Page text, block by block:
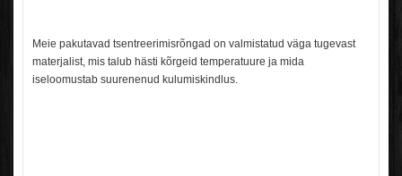
Meie pakutavad tsentreerimisrõngad on valmistatud väga tugevast
materjalist, mis talub hästi kõrgeid temperatuure ja mida
iseloomustab suurenenud kulumiskindlus.